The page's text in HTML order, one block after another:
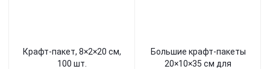
Крафт-пакет, 8×2×20 см,
100 шт.
Большие крафт-пакеты
20×10×35 см для